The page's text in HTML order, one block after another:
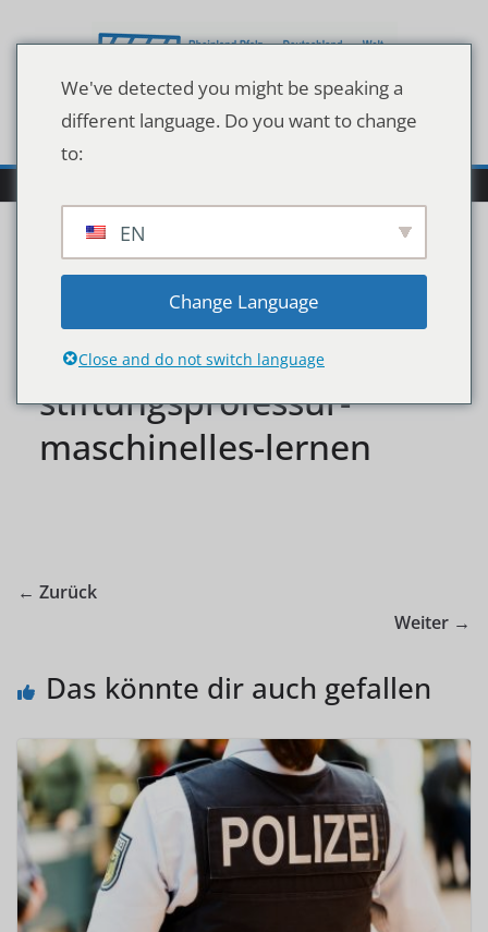
Inhalt
universitaet-
osnabrueck-erhaelt-
stiftungsprofessur-
maschinelles-lernen
← Zurück
Weiter →
Das könnte dir auch gefallen
We've detected you might be speaking a
different language. Do you want to change
to:
EN
Change Language
Close and do not switch language